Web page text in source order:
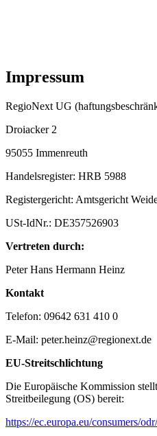
Impressum
RegioNext UG
Droiacker 2
95055 Immenreuth
Handelsregister: HRB 5988
Registergericht: Amtsgericht
USt-IdNr.: DE357526903
Vertreten durch:
Peter Hans Hermann Heinz
Kontakt
Telefon: 09642 631 410 0
E-Mail: peter.heinz@regionext.de
EU-Streitschlichtung
Die Europäische Kommission
Streitbeilegung (OS) bereit:
https://ec.europa.eu/consumers/odr/